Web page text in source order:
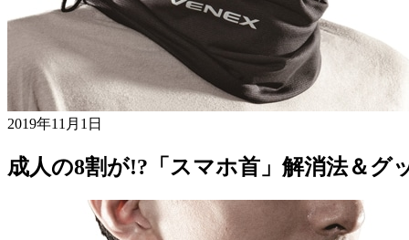
2019年11月1日
成人の8割が!?「スマホ首」解消法＆グ